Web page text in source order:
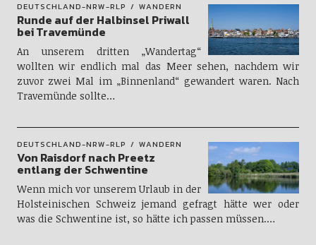
DEUTSCHLAND-NRW-RLP WANDERN
Runde auf der Halbinsel Priwall
bei Travemünde
An unserem dritten „Wandertag“
wollten wir endlich mal das Meer sehen, nachdem wir
zuvor zwei Mal im „Binnenland“ gewandert waren. Nach
Travemünde sollte…
DEUTSCHLAND-NRW-RLP WANDERN
Von Raisdorf nach Preetz
entlang der Schwentine
Wenn mich vor unserem Urlaub in der
Holsteinischen Schweiz jemand gefragt hätte wer oder
was die Schwentine ist, so hätte ich passen müssen.…